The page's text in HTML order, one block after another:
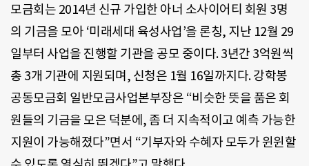
모금회는 2014년 신규 가입한 아너 소사이어티 회원 3명
의 기금을 모아 ‘미래세대 육성사업’을 론칭, 지난 12월 29
일부터 사업을 진행할 기관을 공모 중이다. 3년간 3억원씩
총 3개 기관에 지원되며, 신청은 1월 16일까지다. 강학봉
공동모금회 일반모금사업본부장은 “비슷한 뜻을 품은 회
원들의 기금을 모은 덕분에, 좀 더 지속적이고 예측 가능한
지원이 가능해졌다”면서 “기부자와 수혜자 모두가 윈윈할